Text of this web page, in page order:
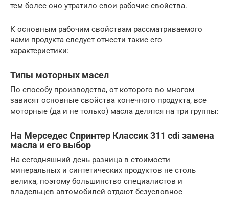
тем более оно утратило свои рабочие свойства.
К основным рабочим свойствам рассматриваемого
нами продукта следует отнести такие его
характеристики:
Типы моторных масел
По способу производства, от которого во многом
зависят основные свойства конечного продукта, все
моторные (да и не только) масла делятся на три группы:
На Мерседес Спринтер Классик 311 cdi замена
масла и его выбор
На сегодняшний день разница в стоимости
минеральных и синтетических продуктов не столь
велика, поэтому большинство специалистов и
владельцев автомобилей отдают безусловное